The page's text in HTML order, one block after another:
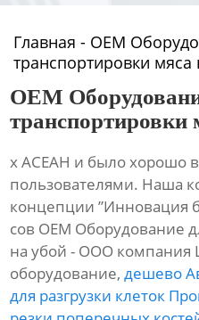
Главная - OEM
транспортировки мяса
OEM
транспортировки
х АСЕАН и было хорошо
пользователями. Наша
концепции ”Инновация
сов OEM Оборудование
на убой - ООО
оборудование,дешево
для разгрузки клеток